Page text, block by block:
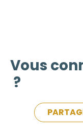
Vous
?